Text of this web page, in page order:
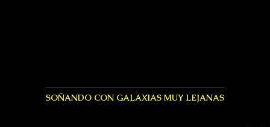
SOÑANDO CON GALAXIAS MUY LEJANAS